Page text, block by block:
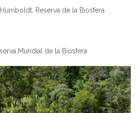
Reserva de la Biosfera
Mundial de la Biosfera